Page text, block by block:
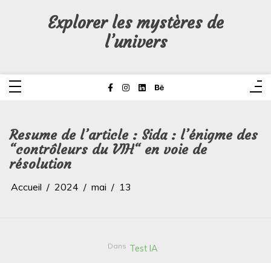
Explorer les mystères de
l’univers
Resume de l’article : Sida : l’énigme des
“contrôleurs du VIH“ en voie de
résolution
Accueil 2024 mai 13
Dans Test IA